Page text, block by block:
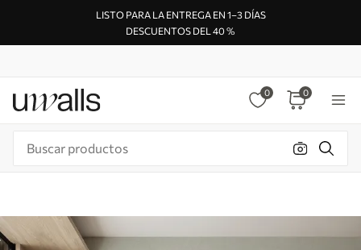
LISTO PARA LA ENTREGA EN 1–3 DÍAS
DESCUENTOS DEL 40 %
0 0